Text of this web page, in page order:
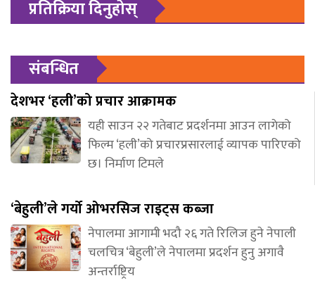
प्रतिक्रिया दिनुहोस्
संबन्धित
देशभर ‘हली’को प्रचार आक्रामक
यही साउन २२ गतेबाट प्रदर्शनमा आउन लागेको
फिल्म ‘हली’को प्रचारप्रसारलाई व्यापक पारिएको
छ। निर्माण टिमले
‘बेहुली’ले गर्यो ओभरसिज राइट्स कब्जा
नेपालमा आगामी भदौ २६ गते रिलिज हुने नेपाली
चलचित्र ‘बेहुली’ले नेपालमा प्रदर्शन हुनु अगावै
अन्तर्राष्ट्रिय